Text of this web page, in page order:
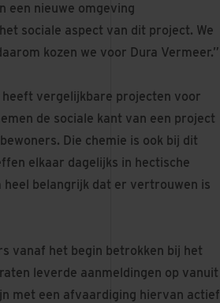
een nieuwe omgeving
sociale aspect van dit project. We
kozen we voor Dura Vermeer.”
heeft vergelijkbare projecten voor
de sociale kant van een project
Die chemie is ook bij dit
elkaar dagelijks in hectische
belangrijk dat er vertrouwen is
vanaf het begin betrokken bij het
leverde aanmeldingen op vanuit
met een afvaardiging hiervan actief